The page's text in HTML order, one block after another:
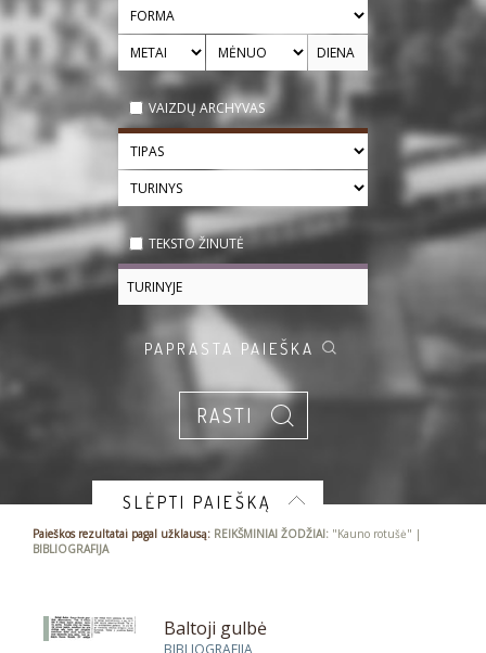
VAIZDŲ ARCHYVAS
TEKSTO ŽINUTĖ
PAPRASTA PAIEŠKA
SLĖPTI PAIEŠKĄ
Paieškos rezultatai pagal užklausą: REIKŠMINIAI ŽODŽIAI: "Kauno rotušė" |
BIBLIOGRAFIJA
Baltoji gulbė
BIBLIOGRAFIJA